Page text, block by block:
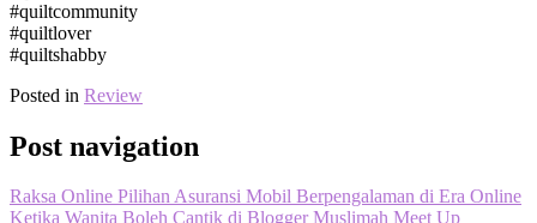
#quiltcommunity
#quiltlover
#quiltshabby
Posted in Review
Post navigation
Raksa Online Pilihan Asuransi Mobil Berpengalaman di Era Online
Ketika Wanita Boleh Cantik di Blogger Muslimah Meet Up